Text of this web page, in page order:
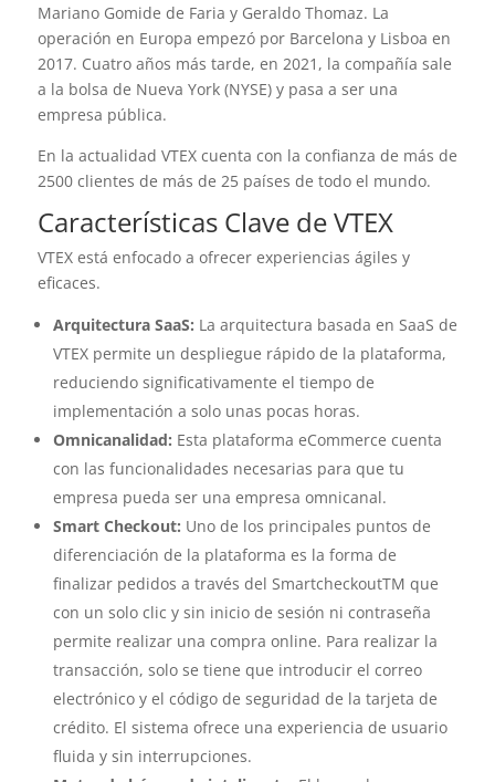
Mariano Gomide de Faria y Geraldo Thomaz. La
operación en Europa empezó por Barcelona y Lisboa en
2017. Cuatro años más tarde, en 2021, la compañía sale
a la bolsa de Nueva York (NYSE) y pasa a ser una
empresa pública.
En la actualidad VTEX cuenta con la confianza de más de
2500 clientes de más de 25 países de todo el mundo.
Características Clave de VTEX
VTEX está enfocado a ofrecer experiencias ágiles y
eficaces.
Arquitectura SaaS: La arquitectura basada en SaaS de
VTEX permite un despliegue rápido de la plataforma,
reduciendo significativamente el tiempo de
implementación a solo unas pocas horas.
Omnicanalidad: Esta plataforma eCommerce cuenta
con las funcionalidades necesarias para que tu
empresa pueda ser una empresa omnicanal.
Smart Checkout: Uno de los principales puntos de
diferenciación de la plataforma es la forma de
finalizar pedidos a través del SmartcheckoutTM que
con un solo clic y sin inicio de sesión ni contraseña
permite realizar una compra online. Para realizar la
transacción, solo se tiene que introducir el correo
electrónico y el código de seguridad de la tarjeta de
crédito. El sistema ofrece una experiencia de usuario
fluida y sin interrupciones.